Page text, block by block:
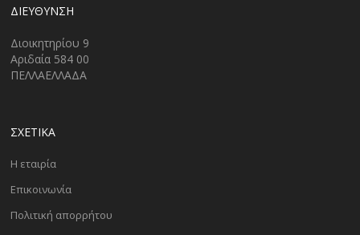
ΔΙΕΎΘΥΝΣΗ
Διοικητηρίου 9
Αριδαία 584 00
ΠΕΛΛΑΕΛΛΑΔΑ
ΣΧΕΤΙΚΑ
Η εταιρία
Επικοινωνία
Πολιτική απορρήτου